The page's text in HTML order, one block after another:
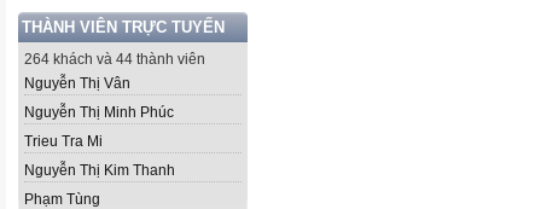
THÀNH VIÊN TRỰC TUYẾN
264 khách và 44 thành viên
Nguyễn Thị Vân
Nguyễn Thị Minh Phúc
Trieu Tra Mi
Nguyễn Thị Kim Thanh
Phạm Tùng